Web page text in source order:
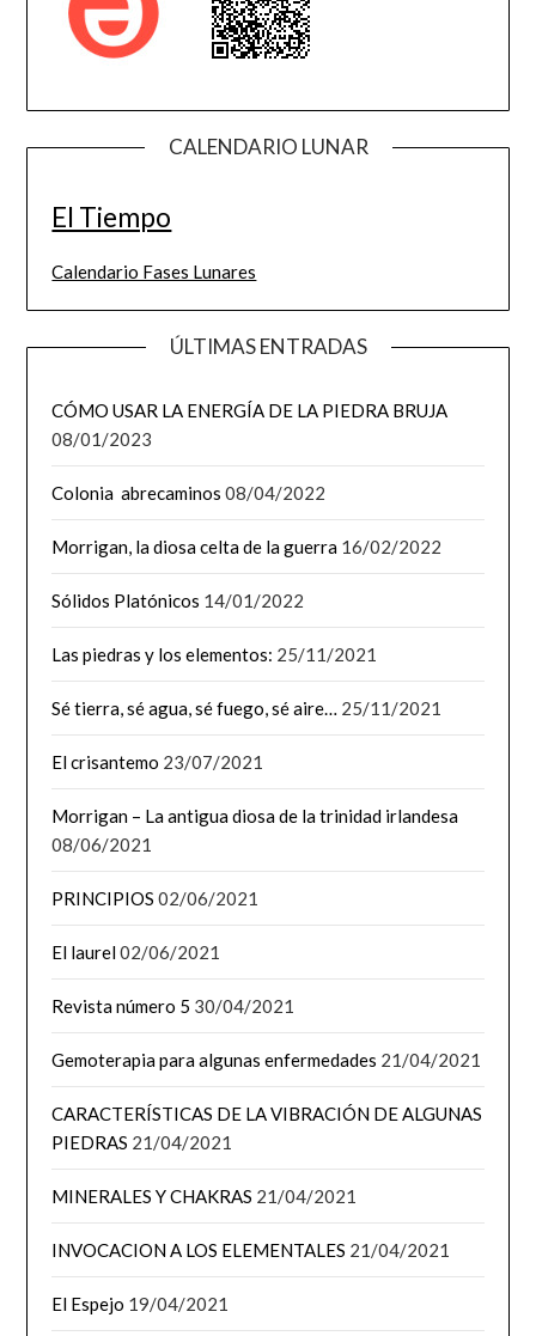
CALENDARIO LUNAR
El Tiempo
Calendario Fases Lunares
ÚLTIMAS ENTRADAS
CÓMO USAR LA ENERGÍA DE LA PIEDRA BRUJA
08/01/2023
Colonia abrecaminos 08/04/2022
Morrigan, la diosa celta de la guerra 16/02/2022
Sólidos Platónicos 14/01/2022
Las piedras y los elementos: 25/11/2021
Sé tierra, sé agua, sé fuego, sé aire… 25/11/2021
El crisantemo 23/07/2021
Morrigan – La antigua diosa de la trinidad irlandesa
08/06/2021
PRINCIPIOS 02/06/2021
El laurel02/06/2021
Revista número 5 30/04/2021
Gemoterapia para algunas enfermedades 21/04/2021
CARACTERÍSTICAS DE LA VIBRACIÓN DE ALGUNAS
PIEDRAS 21/04/2021
MINERALES Y CHAKRAS 21/04/2021
INVOCACION A LOS ELEMENTALES 21/04/2021
El Espejo 19/04/2021